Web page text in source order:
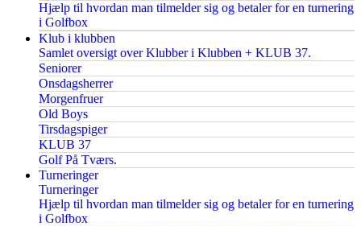
Hjælp til hvordan man tilmelder sig og betaler for en turnering
i Golfbox
Klub i klubben
Samlet oversigt over Klubber i Klubben + KLUB 37.
Seniorer
Onsdagsherrer
Morgenfruer
Old Boys
Tirsdagspiger
KLUB 37
Golf På Tværs.
Turneringer
Turneringer
Hjælp til hvordan man tilmelder sig og betaler for en turnering
i Golfbox